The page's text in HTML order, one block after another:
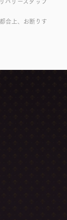
合上、お断りす